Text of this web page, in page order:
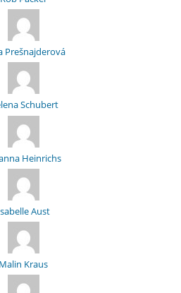
Prešnajderová
Schubert
Heinrichs
Aust
Malin Kraus